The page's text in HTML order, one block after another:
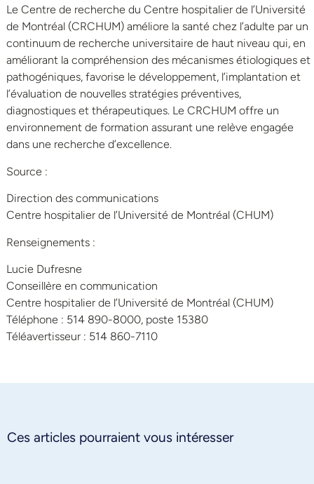
Le Centre de recherche du Centre hospitalier de l’Université
de Montréal (CRCHUM) améliore la santé chez l’adulte par un
continuum de recherche universitaire de haut niveau qui, en
améliorant la compréhension des mécanismes étiologiques et
pathogéniques, favorise le développement, l’implantation et
l’évaluation de nouvelles stratégies préventives,
diagnostiques et thérapeutiques. Le CRCHUM offre un
environnement de formation assurant une relève engagée
dans une recherche d’excellence.
Source :
Direction des communications
Centre hospitalier de l’Université de Montréal (CHUM)
Renseignements :
Lucie Dufresne
Conseillère en communication
Centre hospitalier de l’Université de Montréal (CHUM)
Téléphone : 514 890-8000, poste 15380
Téléavertisseur : 514 860-7110
Ces articles pourraient vous intéresser